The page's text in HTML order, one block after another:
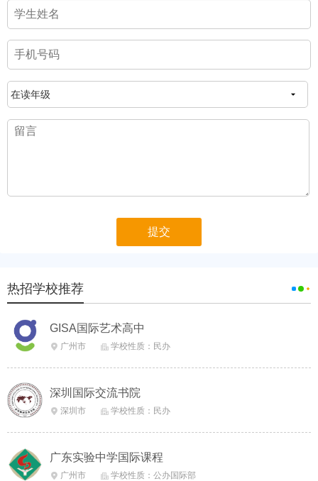
热招学校推荐
GISA国际艺术高中
 广州市  学校性质：民办
深圳国际交流书院
 深圳市  学校性质：民办
广东实验中学国际课程
 广州市  学校性质：公办国际部